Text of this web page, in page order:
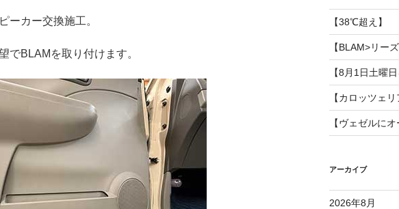
ーカー交換施工。
でBLAMを取り付けます。
【38℃超え】
【BLAM>リー
【8月1日土曜
【カロッツェ
【ヴェゼルに
アーカイブ
2026年8月